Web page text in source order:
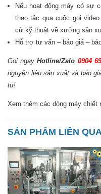
Nếu hoạt động máy có sự
thao tác qua cuộc gọi
cử kỹ thuật về xưởng sản
Hỗ trợ tư vấn – báo giá –
Gọi ngayHotline/Zalo 0904
nguyên liệu sản xuất và báo
tư!
Xem thêm các dòng máy chiết
SẢN PHẨM LIÊN